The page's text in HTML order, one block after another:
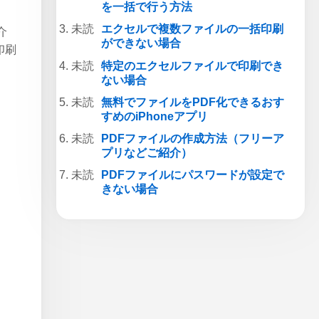
刷
を一括で行う方法
エクセルで複数ファイルの一括印刷
ができない場合
特定のエクセルファイルで印刷でき
ない場合
無料でファイルをPDF化できるおす
すめのiPhoneアプリ
PDFファイルの作成方法（フリーア
プリなどご紹介）
PDFファイルにパスワードが設定で
きない場合